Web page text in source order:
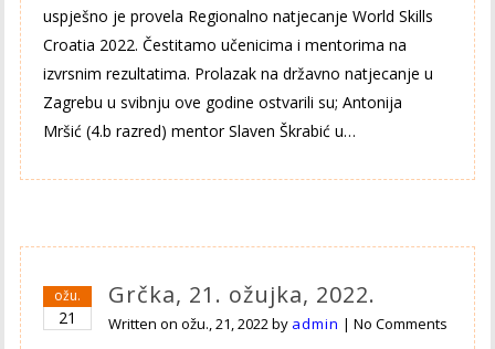
uspješno je provela Regionalno natjecanje World Skills
Croatia 2022. Čestitamo učenicima i mentorima na
izvrsnim rezultatima. Prolazak na državno natjecanje u
Zagrebu u svibnju ove godine ostvarili su; Antonija
Mršić (4.b razred) mentor Slaven Škrabić u…
ožu.
21
Grčka, 21. ožujka, 2022.
Written onožu., 21, 2022by admin |No Comments